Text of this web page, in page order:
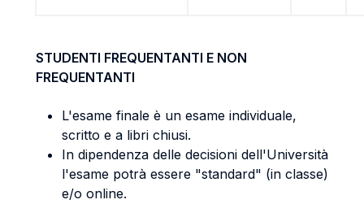
STUDENTI FREQUENTANTI E NON
FREQUENTANTI
L'esame finale è un esame individuale,
scritto e a libri chiusi.
In dipendenza delle decisioni dell'Università
l'esame potrà essere "standard" (in classe)
e/o online.